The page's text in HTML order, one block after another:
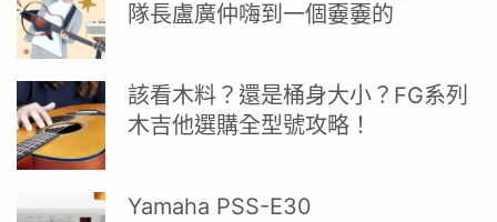
隊長盧廣仲嗨到一個嫑嫑的
該看木料？還是桶身大小？FG系列
木吉他選購全型號攻略！
Yamaha PSS-E30